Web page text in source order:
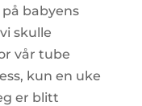
babyens
skulle
vår tube
kun en uke
er blitt